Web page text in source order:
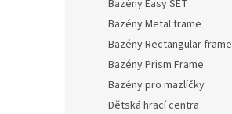
Bazény Easy SET
Bazény Metal frame
Bazény Rectangular frame
Bazény Prism Frame
Bazény pro mazlíčky
Dětská hrací centra